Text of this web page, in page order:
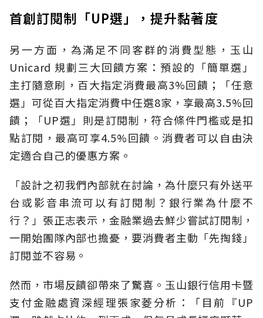
首創訂閱制「UP選」，提升黏著度
另一方面，為滿足不同客群的消費型態，玉山
Unicard 規劃三大回饋方案：預設的「簡單選」
主打隨意刷，百大指定消費最高3%回饋；「任意
選」可從百大指定消費中任選8家，享最高3.5%回
饋；「UP選」則是訂閱制，符合條件門檻或是扣
點訂閱，最高可享4.5%回饋。消費者可以自由決
定適合自己的優惠方案。
「設計之初我們內部就在討論，為什麼只有外送平
台或影音串流可以有訂閱制？銀行業為什麼不
行？」張正志表示，金融業過去鮮少嘗試訂閱制，
一開始團隊內部也擔憂，要消費者主動「先掏錢」
訂閱並不容易。
然而，市場反饋卻帶來了驚喜。玉山銀行信用卡暨
支付金融處資深經理張家菱分析：「目前『UP